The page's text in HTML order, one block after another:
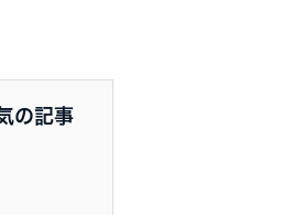
の記事